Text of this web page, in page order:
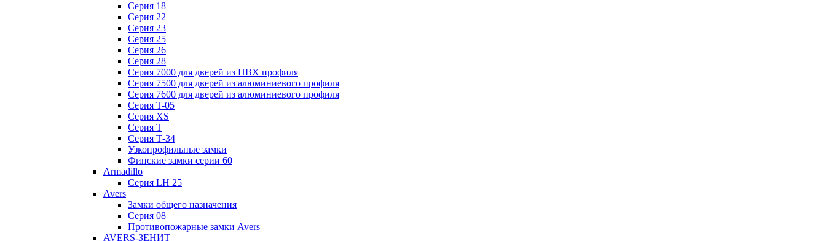
Серия 18
Серия 22
Серия 23
Серия 25
Серия 26
Серия 28
Серия 7000 для дверей из ПВХ профиля
Серия 7500 для дверей из алюминиевого профиля
Серия 7600 для дверей из алюминиевого профиля
Серия T-05
Серия XS
Серия Т
Серия Т-34
Узкопрофильные замки
Финские замки серии 60
Armadillo
Серия LH 25
Avers
Замки общего назначения
Серия 08
Противопожарные замки Avers
AVERS-ЗЕНИТ